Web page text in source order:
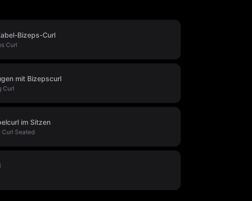
Bizeps-Curl
Curl
mit Bizepscurl
Curl
im Sitzen
Curl Seated